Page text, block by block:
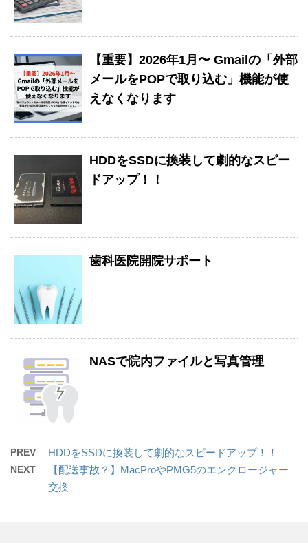
【重要】2026年1月〜 Gmailの「外部
メールをPOPで取り込む」機能が使
えなくなります
HDDをSSDに換装して劇的なスピー
ドアップ！！
歯科医院開院サポート
NASで院内ファイルと写真管理
PREV HDDをSSDに換装して劇的なスピードアップ！！
NEXT
【配送事故？】MacProやPMG5のエンクロージャー
交換